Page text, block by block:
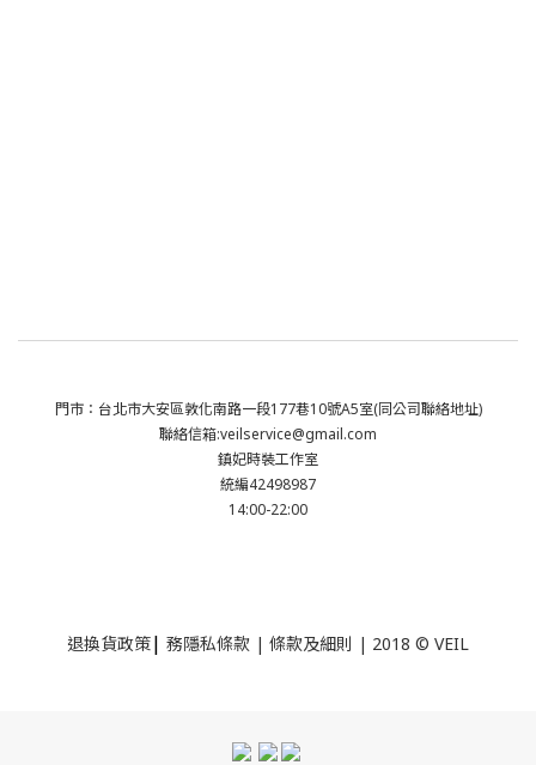
門市：台北市大安區敦化南路一段177巷10號A5室(同公司聯絡地址)
聯絡信箱:veilservice@gmail.com
鎮妃時裝工作室
統編42498987
14:00-22:00
退換貨政策| 務隱私條款 | 條款及細則 | 2018 © VEIL